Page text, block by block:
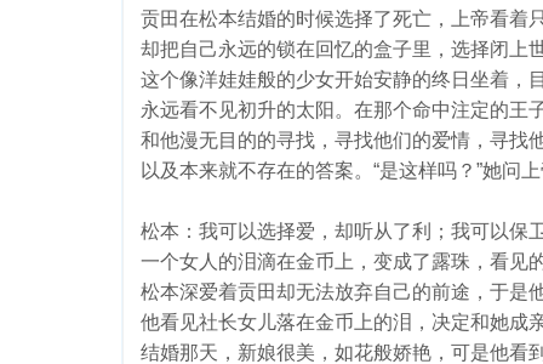
贡田在松本结婚的时候选择了死亡，上帝看着
却把自己永远的锁在回忆的盒子里，选择闭上
这个像洋娃娃般的少女开始安静的终日坐着，
永远看不见初升的太阳。在那个命中注定的王
和他漫无目的的寻找，寻找他们的爱情，寻找
以及本来就不存在的答案。“是这样吗？”她问
松本：我可以选择爱，却听从了利；我可以保
一个女人的泪滴在金币上，变成了露珠，看见
松本深爱着贡田却无法放弃自己的前途，于是
他看见社长女儿落在金币上的泪，决定和她成
结婚那天，新娘很美，如花般娇艳，可是他看